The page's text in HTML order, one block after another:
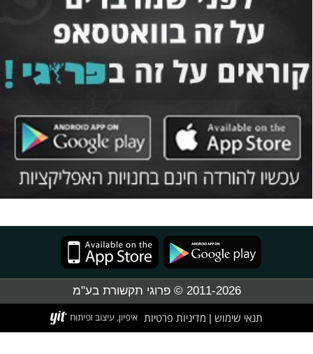
2011-2026 © פרוגי תקשורת בע"מ
תנאי שימוש מדיניות פרטיות